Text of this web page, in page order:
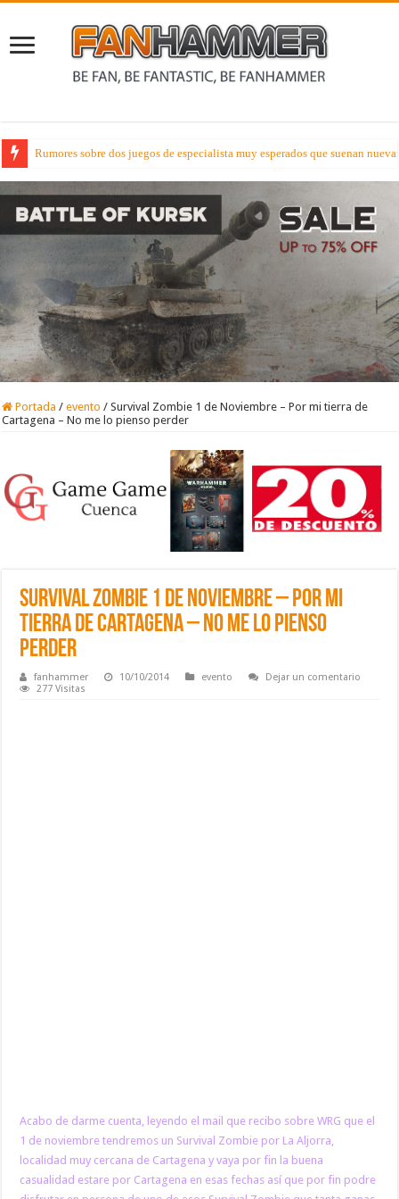
Listas Competitivas Warhammer 40000 – Oj la la así serán las listas
Portada / evento / Survival Zombie 1 de Noviembre – Por mi tierra de
Cartagena – No me lo pienso perder
Survival Zombie 1 de Noviembre – Por mi
tierra de Cartagena – No me lo pienso
perder
fanhammer 10/10/2014 evento
Dejar un comentario
277 Visitas
Acabo de darme cuenta, leyendo el mail que recibo sobre WRG que el
1 de noviembre tendremos un Survival Zombie por La Aljorra,
localidad muy cercana de Cartagena y vaya por fin la buena
casualidad estare por Cartagena en esas fechas así que por fin podre